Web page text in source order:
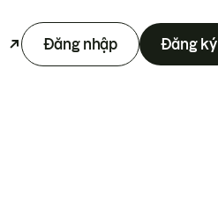
Đăng nhập Đăng ký